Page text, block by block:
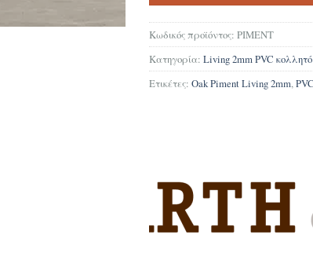
Κωδικός προϊόντος: PIMENT
Κατηγορία: Living 2mm PVC κολλητό
Ετικέτες: Oak Piment Living 2mm,